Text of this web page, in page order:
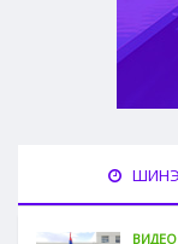
ШИНЭ